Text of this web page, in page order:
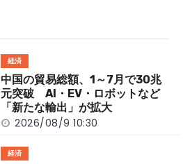
n
k
経済
中国の貿易総額、1～7月で30兆
元突破 AI・EV・ロボットなど
「新たな輸出」が拡大
2026/08/9 10:30
経済